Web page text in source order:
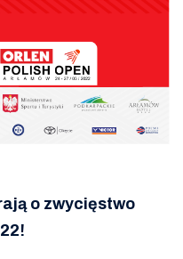
o zwycięstwo